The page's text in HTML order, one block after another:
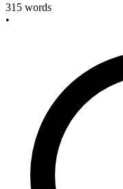
315 words
•